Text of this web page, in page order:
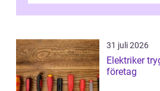
31 juli 2026
Elektriker trygg el i hem och
företag